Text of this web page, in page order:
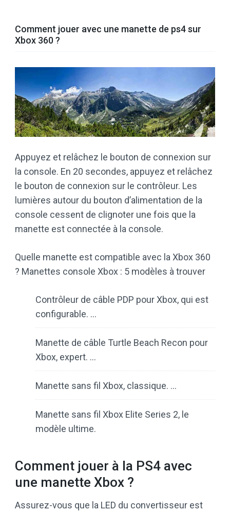
Comment jouer avec une manette de ps4 sur
Xbox 360 ?
Appuyez et relâchez le bouton de connexion sur
la console. En 20 secondes, appuyez et relâchez
le bouton de connexion sur le contrôleur. Les
lumières autour du bouton d’alimentation de la
console cessent de clignoter une fois que la
manette est connectée à la console.
Quelle manette est compatible avec la Xbox 360
? Manettes console Xbox : 5 modèles à trouver
Contrôleur de câble PDP pour Xbox, qui est
configurable. …
Manette de câble Turtle Beach Recon pour
Xbox, expert. …
Manette sans fil Xbox, classique. …
Manette sans fil Xbox Elite Series 2, le
modèle ultime.
Comment jouer à la PS4 avec
une manette Xbox ?
Assurez-vous que la LED du convertisseur est